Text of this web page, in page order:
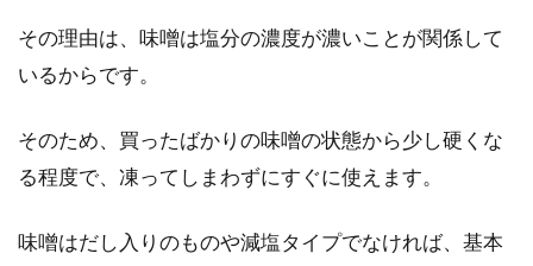
捨てるなんてもったいない！果物の
その理由は、味噌は塩分の濃度が濃いことが関係して
いるからです。
そのため、買ったばかりの味噌の状態から少し硬くな
る程度で、凍ってしまわずにすぐに使えます。
味噌はだし入りのものや減塩タイプでなければ、基本